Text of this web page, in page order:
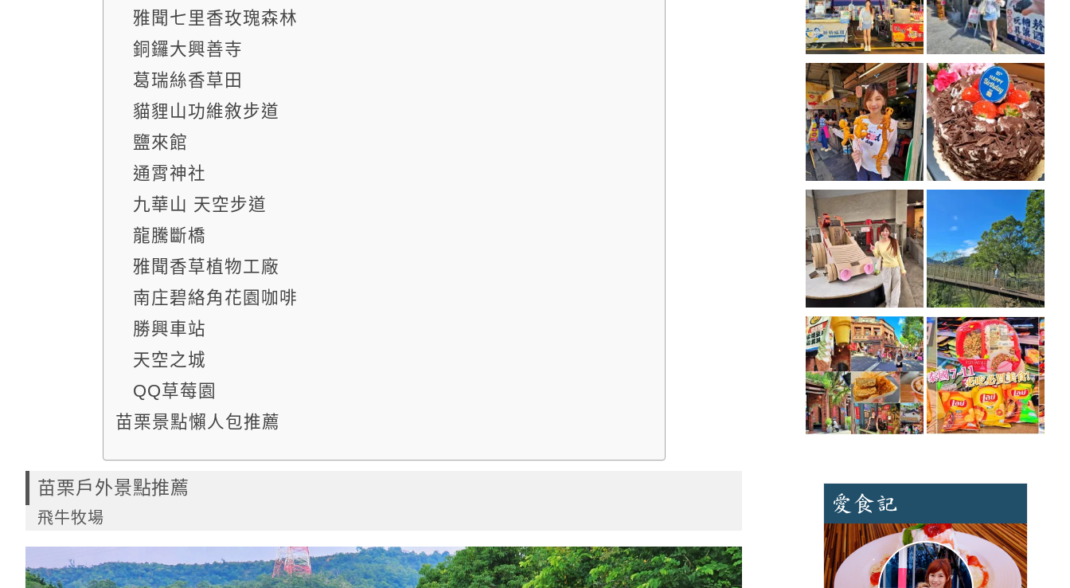
雅聞七里香玫瑰森林
銅鑼大興善寺
葛瑞絲香草田
貓貍山功維敘步道
鹽來館
通霄神社
九華山 天空步道
龍騰斷橋
雅聞香草植物工廠
南庄碧絡角花園咖啡
勝興車站
天空之城
QQ草莓園
苗栗景點懶人包推薦
苗栗戶外景點推薦
飛牛牧場